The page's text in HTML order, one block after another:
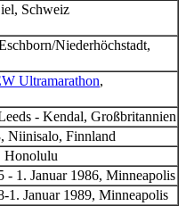
Schweiz
Niederhöchstadt,
Ultramarathon,
- Kendal, Großbritannien
Niinisalo, Finnland
Honolulu
- 1. Januar 1986, Minneapolis
1. Januar 1989, Minneapolis